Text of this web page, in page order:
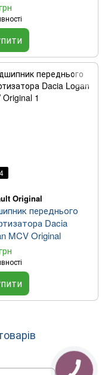
4
Original
переднього
Dacia
MCV Original